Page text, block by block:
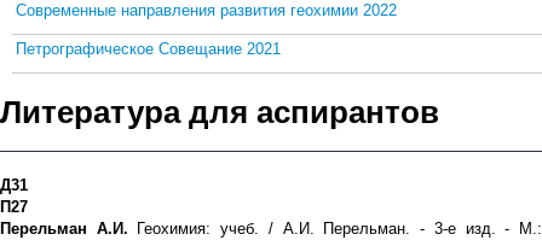
Современные направления развития геохимии 2022
Петрографическое Совещание 2021
Литература для аспирантов
Д31
П27
Перельман А.И. Геохимия: учеб. / А.И. Перельман. - 3-е изд. - М.: